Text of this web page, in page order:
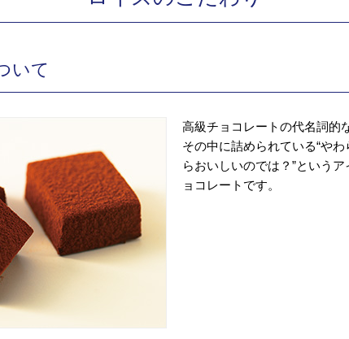
いて
高級チョコレートの代名詞
その中に詰められている“や
らおいしいのでは？”という
ョコレートです。